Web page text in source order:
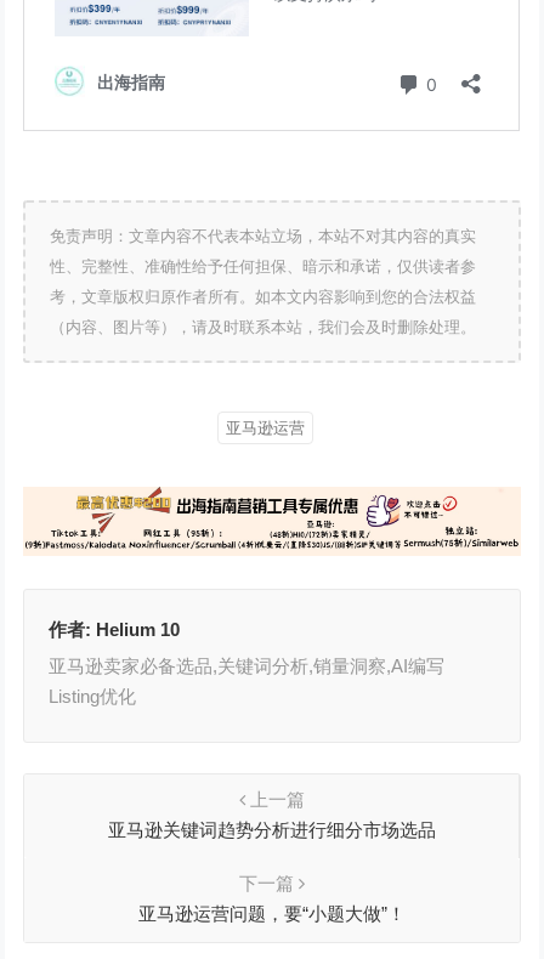
免责声明：文章内容不代表本站立场，本站不对其内容的真实
性、完整性、准确性给予任何担保、暗示和承诺，仅供读者参
考，文章版权归原作者所有。如本文内容影响到您的合法权益
（内容、图片等），请及时联系本站，我们会及时删除处理。
亚马逊运营
作者: Helium 10
亚马逊卖家必备选品,关键词分析,销量洞察,AI编写
Listing优化
上一篇
亚马逊关键词趋势分析进行细分市场选品
下一篇
亚马逊运营问题，要“小题大做”！